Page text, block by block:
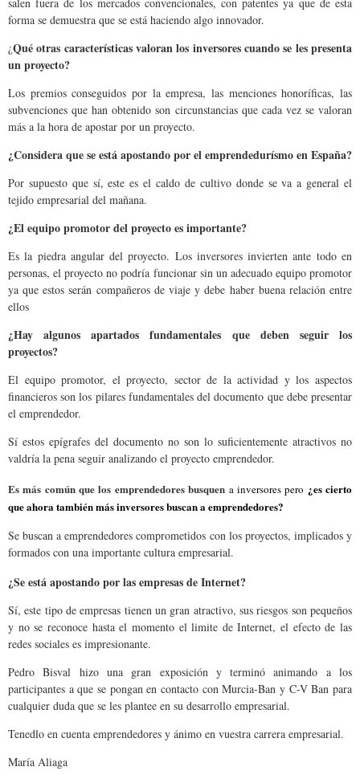
forma se demuestra que se está haciendo algo innovador.
¿Qué otras características valoran los inversores cuando se les presenta
un proyecto?
Los premios conseguidos por la empresa, las menciones honoríficas, las
subvenciones que han obtenido son circunstancias que cada vez se valoran
más a la hora de apostar por un proyecto.
¿Considera que se está apostando por el emprendedurísmo en España?
Por supuesto que sí, este es el caldo de cultivo donde se va a general el
tejido empresarial del mañana.
¿El equipo promotor del proyecto es importante?
Es la piedra angular del proyecto. Los inversores invierten ante todo en
personas, el proyecto no podría funcionar sin un adecuado equipo promotor
ya que estos serán compañeros de viaje y debe haber buena relación entre
ellos
¿Hay algunos apartados fundamentales que deben seguir los
proyectos?
El equipo promotor, el proyecto, sector de la actividad y los aspectos
financieros son los pilares fundamentales del documento que debe presentar
el emprendedor.
Sí estos epígrafes del documento no son lo suficientemente atractivos no
valdría la pena seguir analizando el proyecto emprendedor.
Es más común que los emprendedores busquen a inversores pero ¿es cierto
que ahora también más inversores buscan a emprendedores?
Se buscan a emprendedores comprometidos con los proyectos, implicados y
formados con una importante cultura empresarial.
¿Se está apostando por las empresas de Internet?
Sí, este tipo de empresas tienen un gran atractivo, sus riesgos son pequeños
y no se reconoce hasta el momento el limite de Internet, el efecto de las
redes sociales es impresionante.
Pedro Bisval hizo una gran exposición y terminó animando a los
participantes a que se pongan en contacto con Murcia-Ban y C-V Ban para
cualquier duda que se les plantee en su desarrollo empresarial.
Tenedlo en cuenta emprendedores y ánimo en vuestra carrera empresarial.
María Aliaga